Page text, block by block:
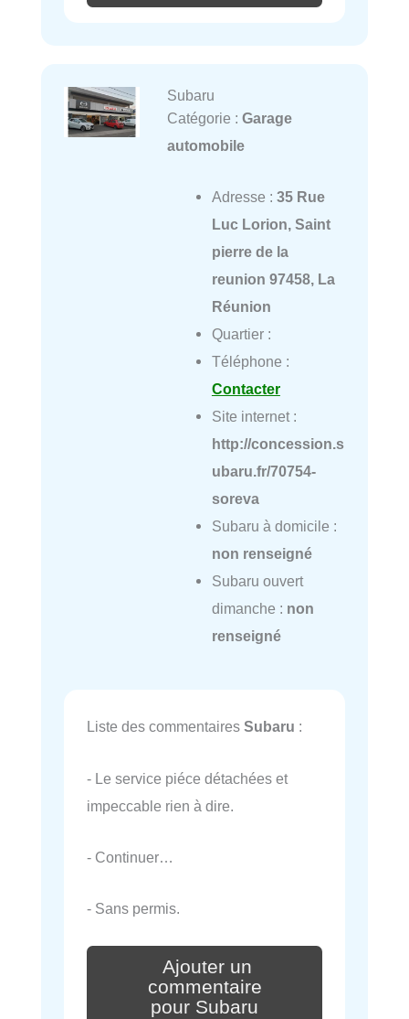
Subaru
Catégorie : Garage
automobile
Adresse : 35 Rue
Luc Lorion, Saint
pierre de la
reunion 97458, La
Réunion
Quartier :
Téléphone :
Contacter
Site internet :
http://concession.s
ubaru.fr/70754-
soreva
Subaru à domicile :
non renseigné
Subaru ouvert
dimanche : non
renseigné
Liste des commentaires Subaru :
- Le service piéce détachées et
impeccable rien à dire.
- Continuer…
- Sans permis.
Ajouter un
commentaire
pour Subaru